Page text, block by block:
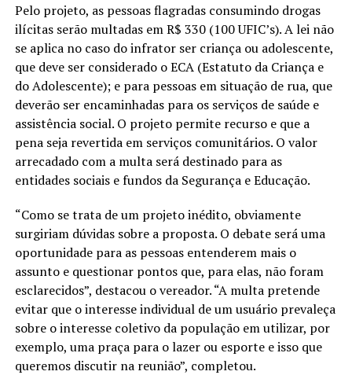
Pelo projeto, as pessoas flagradas consumindo drogas
ilícitas serão multadas em R$ 330 (100 UFIC’s). A lei não
se aplica no caso do infrator ser criança ou adolescente,
que deve ser considerado o ECA (Estatuto da Criança e
do Adolescente); e para pessoas em situação de rua, que
deverão ser encaminhadas para os serviços de saúde e
assistência social. O projeto permite recurso e que a
pena seja revertida em serviços comunitários. O valor
arrecadado com a multa será destinado para as
entidades sociais e fundos da Segurança e Educação.
“Como se trata de um projeto inédito, obviamente
surgiriam dúvidas sobre a proposta. O debate será uma
oportunidade para as pessoas entenderem mais o
assunto e questionar pontos que, para elas, não foram
esclarecidos”, destacou o vereador. “A multa pretende
evitar que o interesse individual de um usuário prevaleça
sobre o interesse coletivo da população em utilizar, por
exemplo, uma praça para o lazer ou esporte e isso que
queremos discutir na reunião”, completou.